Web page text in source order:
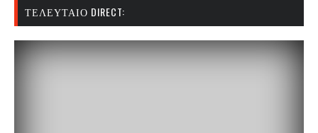
ΤΕΛΕΥΤΑΊΟ DIRECT: